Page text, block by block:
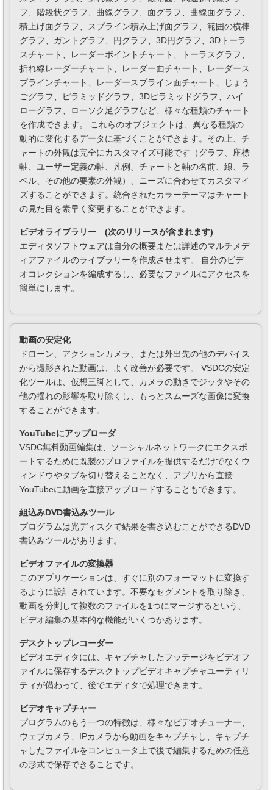
フ、階段状グラフ、曲線グラフ、面グラフ、曲線面グラフ、
積上げ面グラフ、スプライン積み上げ面グラフ、範囲の横棒
グラフ、ガントグラフ、円グラフ、3D円グラフ、3Dトーラ
スチャート、レーダーポイントチャート、トーラスグラフ、
折れ線レーダーチャート、レーダー面チャート、レーダース
プラインチャート、レーダースプライン面チャート、じょう
ごグラフ、ピラミッドグラフ、3Dピラミッドグラフ、ハイ
ローグラフ、ローソク足グラフなど、様々な種類のチャート
を作成できます。 これらのオブジェクトは、異なる種類の
動的に変化するデータに基づくことができます。その上、チ
ャートの外観は完全にカスタマイズ可能です（グラフ、座標
軸、ユーザー定義の軸、凡例、チャートと軸の名前、線、ラ
ベル、その他の要素の外観）、ニーズに合わせてカスタマイ
ズすることができます。統合されたカラーテーマはチャート
の見た目を素早く変更することができます。
ビデオライブラリー (次のリリースが含まれます)
エディタソフトウェアは自分の概要または詳述のマルチメデ
ィアファイルのライブラリーを作成させます。 自分のビデ
オコレクションを編成するし、必要なファイルにアクセスを
簡単にします。
動画の安定化
ドローン、アクションカメラ、または外出先の他のデバイス
から撮影された動画は、よく改善が必要です。 VSDCの安定
化ツールは、仮想三脚として、カメラの動きでジッタやその
他の揺れの影響を取り除くし、もっとスムーズな画像に変換
することができます。
YouTubeにアップローダ
VSDC無料動画編集は、ソーシャルネットワークにエクスポ
ートするために既製のプロファイルを提供するだけでなくウ
ィンドウやタブを切り替えることなく、アプリから直接
YouTubeに動画を直接アップロードすることもできます。
組込みDVD書込みツール
プログラムは光ディスクで結果を書き込むことができるDVD
書込みツールがあります。
ビデオファイルの変換器
このアプリケーションは、すぐに別のフォーマットに変換す
るように設計されています。不要なセグメントを取り除き、
動画を分割して複数のファイルを1つにマージするという、
ビデオ編集の基本的な機能がいくつかあります。
デスクトップレコーダー
ビデオエディタには、キャプチャしたフッテージをビデオフ
ァイルに保存するデスクトップビデオキャプチャユーティリ
ティが備わって、後でエディタで処理できます。
ビデオキャプチャー
プログラムのもう一つの特徴は、様々なビデオチューナー、
ウェブカメラ、IPカメラから動画をキャプチャし、キャプチ
ャしたファイルをコンピュータ上で後で編集するための任意
の形式で保存できることです。